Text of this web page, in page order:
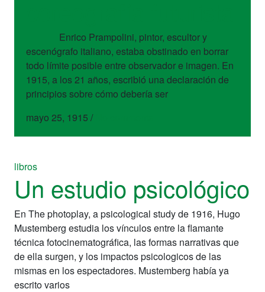
Enrico Prampolini, pintor, escultor y
escenógrafo italiano, estaba obstinado en borrar
todo límite posible entre observador e imagen. En
1915, a los 21 años, escribió una declaración de
principios sobre cómo debería ser
mayo 25, 1915 /
libros
Un estudio psicológico
En The photoplay, a psicological study de 1916, Hugo
Mustemberg estudia los vínculos entre la flamante
técnica fotocinematográfica, las formas narrativas que
de ella surgen, y los impactos psicologicos de las
mismas en los espectadores. Mustemberg había ya
escrito varios